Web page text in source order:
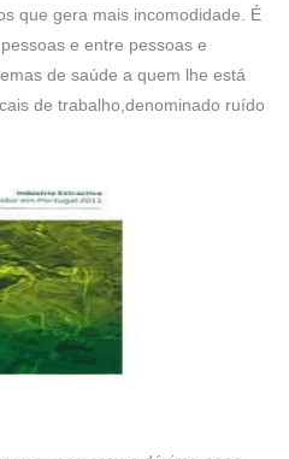
que gera mais incomodidade. É
e entre pessoas e
de saúde a quem lhe está
de trabalho,denominado ruído